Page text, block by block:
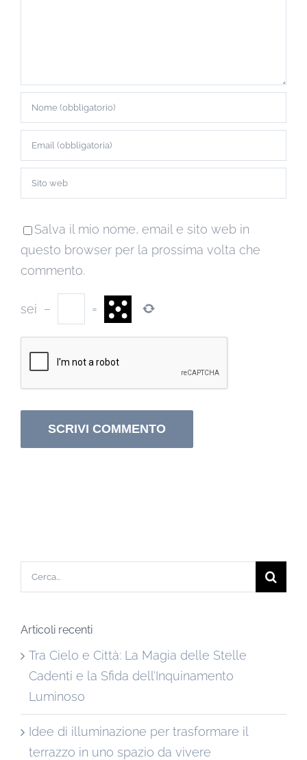
Salva il mio nome, email e sito web in
questo browser per la prossima volta che
commento.
sei − =
Cerca
per:
Articoli recenti
Tra Cielo e Città: La Magia delle Stelle
Cadenti e la Sfida dell’Inquinamento
Luminoso
Idee di illuminazione per trasformare il
terrazzo in uno spazio da vivere